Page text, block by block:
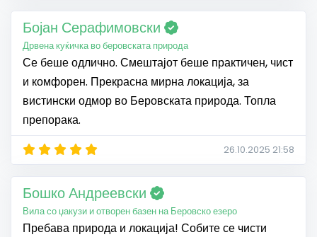
Бојан Серафимовски
Дрвена куќичка во беровската природа
Се беше одлично. Смештајот беше практичен, чист
и комфорен. Прекрасна мирна локација, за
вистински одмор во Беровската природа. Топла
препорака.
26.10.2025 21:58
Бошко Андреевски
Вила со џакузи и отворен базен на Беровско езеро
Пребава природа и локација! Собите се чисти